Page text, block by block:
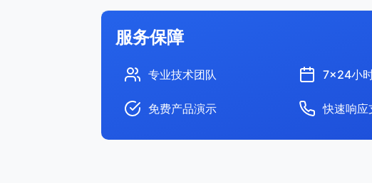
服务保障
专业技术团队 7x24小
免费产品演示 快速响应